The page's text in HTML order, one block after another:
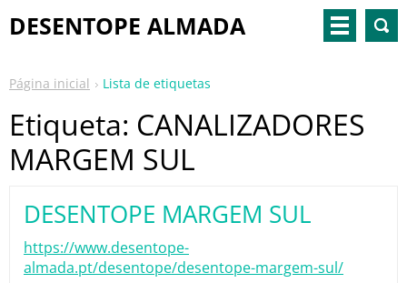
DESENTOPE ALMADA
Página inicial Lista de etiquetas
Etiqueta: CANALIZADORES
MARGEM SUL
DESENTOPE MARGEM SUL
https://www.desentope-
almada.pt/desentope/desentope-margem-sul/